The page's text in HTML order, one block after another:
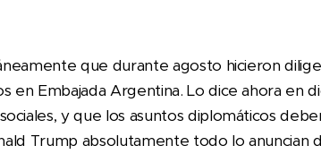
que durante agosto hicieron
en Embajada Argentina. Lo dice ahora en
y que los asuntos diplomáticos
Trump absolutamente todo lo anuncian